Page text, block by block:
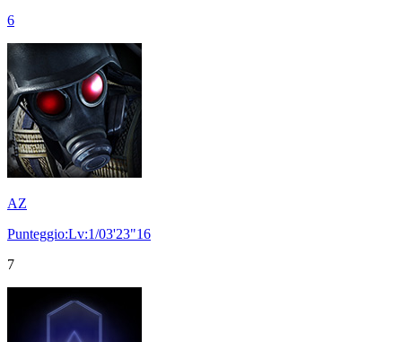
6
AZ
Punteggio:Lv:1/03'23"16
7